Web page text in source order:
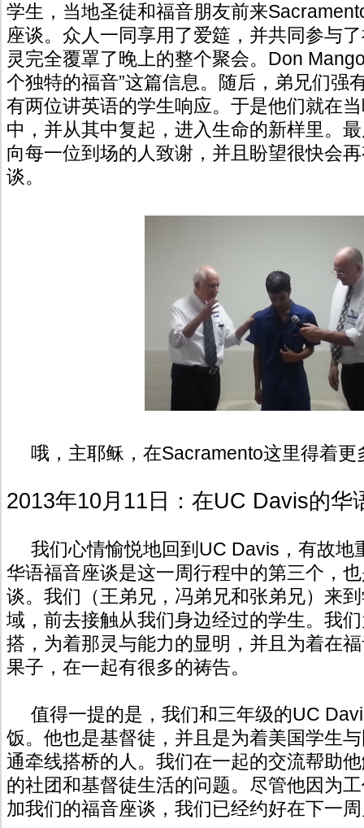
学生，当地圣徒和福音朋友前来
座谈。众人一同享用了爱筵，并共同参与
灵完全覆罩了晚上的整个聚会。Don
个独特的福音”这篇信息。随后，弟兄们强
有两位讲英语的学生响应。于是他们就在
中，并从其中复起，进入生命的新样里。
向每一位到场的人致谢，并且盼望很快会
谈。
哦，主耶稣，在Sacramento这里得着更
2013年10月11日：在UC Davis的华
我们心情愉悦地回到UC Davis，有故地
华语福音座谈是这一周行程中的第三个，
谈。我们（王弟兄，冯弟兄和张弟兄）来
域，前去接触从我们身边经过的学生。我
搭，为着那灵与能力的显明，并且为着在
果子，在一起有很多的祷告。
值得一提的是，我们和三年级的UC
饭。他也是基督徒，并且是为着美国学生
通牵线搭桥的人。我们在一起的交流帮助
的社团和基督徒生活的问题。尽管他因为
加我们的福音座谈，我们已经约好在下一